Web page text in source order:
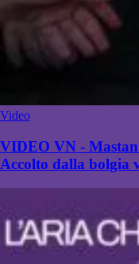
Video
VIDEO VN -
Accolto dalla bolgia